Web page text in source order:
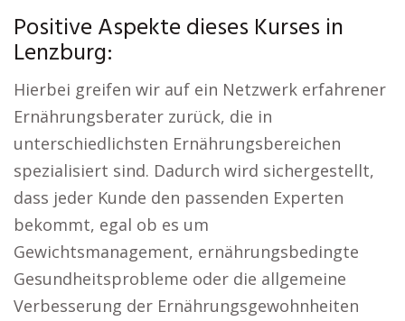
Positive Aspekte dieses Kurses in
Lenzburg:
Hierbei greifen wir auf ein Netzwerk erfahrener
Ernährungsberater zurück, die in
unterschiedlichsten Ernährungsbereichen
spezialisiert sind. Dadurch wird sichergestellt,
dass jeder Kunde den passenden Experten
bekommt, egal ob es um
Gewichtsmanagement, ernährungsbedingte
Gesundheitsprobleme oder die allgemeine
Verbesserung der Ernährungsgewohnheiten